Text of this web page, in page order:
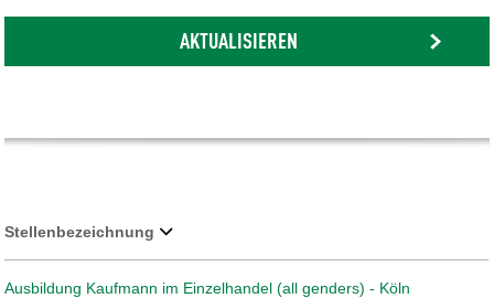
AKTUALISIEREN
Stellenbezeichnung
Ausbildung Kaufmann im Einzelhandel (all genders) - Köln